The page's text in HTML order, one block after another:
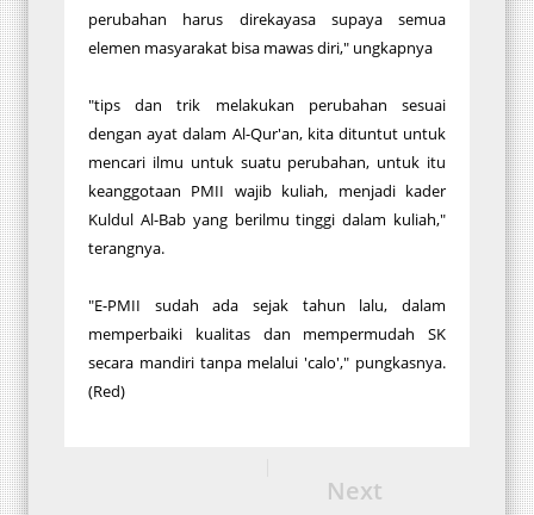
perubahan harus direkayasa supaya semua
elemen masyarakat bisa mawas diri," ungkapnya
"tips dan trik melakukan perubahan sesuai
dengan ayat dalam Al-Qur'an, kita dituntut untuk
mencari ilmu untuk suatu perubahan, untuk itu
keanggotaan PMII wajib kuliah, menjadi kader
Kuldul Al-Bab yang berilmu tinggi dalam kuliah,"
terangnya.
"E-PMII sudah ada sejak tahun lalu, dalam
memperbaiki kualitas dan mempermudah SK
secara mandiri tanpa melalui 'calo'," pungkasnya.
(Red)
Next